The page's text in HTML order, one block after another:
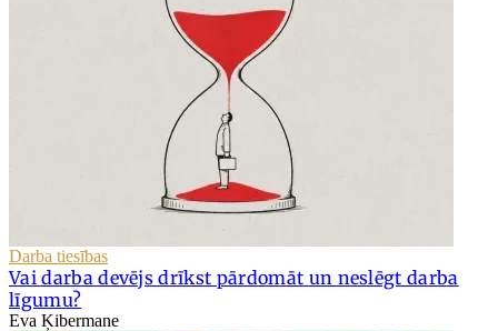
Darba tiesības
Vai darba devējs drīkst pārdomāt un neslēgt darba
līgumu?
Eva Ķibermane